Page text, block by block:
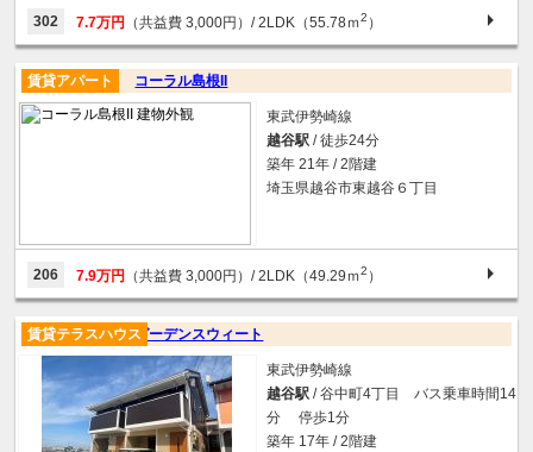
302 7.7万円 （共益費 3,000円）/ 2LDK（55.78ｍ2 ）
コーラル島根II
賃貸アパート
東武伊勢崎線
越谷駅 / 徒歩24分
築年 21年 / 2階建
埼玉県越谷市東越谷６丁目
206 7.9万円 （共益費 3,000円）/ 2LDK（49.29ｍ2 ）
ガーデンスウィート
賃貸テラスハウス
東武伊勢崎線
越谷駅 / 谷中町4丁目 バス乗車時間14
分 停歩1分
築年 17年 / 2階建